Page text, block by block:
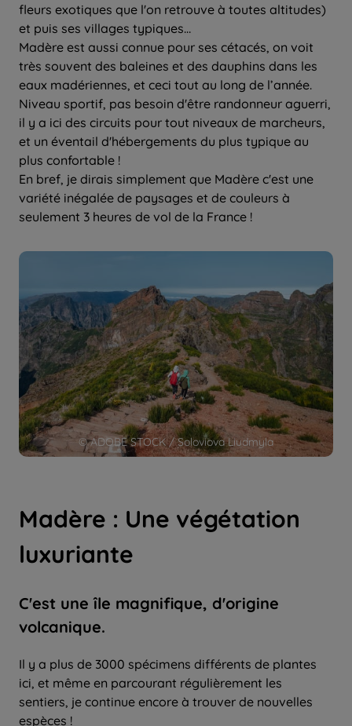
© ADOBE STOCK / Soloviova Liudmyla
fleurs exotiques que l'on retrouve à toutes altitudes)
et puis ses villages typiques…
Madère est aussi connue pour ses cétacés, on voit
très souvent des baleines et des dauphins dans les
eaux madériennes, et ceci tout au long de l’année.
Niveau sportif, pas besoin d'être randonneur aguerri,
il y a ici des circuits pour tout niveaux de marcheurs,
et un éventail d'hébergements du plus typique au
plus confortable !
En bref, je dirais simplement que Madère c'est une
variété inégalée de paysages et de couleurs à
seulement 3 heures de vol de la France !
Madère : Une végétation
luxuriante
C'est une île magnifique, d'origine
volcanique.
Il y a plus de 3000 spécimens différents de plantes
ici, et même en parcourant régulièrement les
sentiers, je continue encore à trouver de nouvelles
espèces !